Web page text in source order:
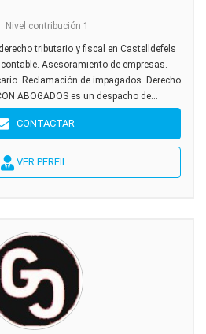
Nivel contribución 1
tributario y fiscal en Castelldefels
Asesoramiento de empresas.
Reclamación de impagados. Derecho
ABOGADOS es un despacho de...
CONTACTAR
VER PERFIL